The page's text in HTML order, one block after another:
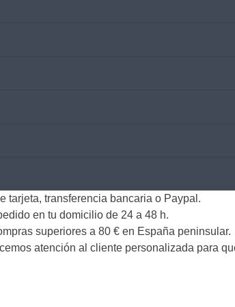
tarjeta, transferencia bancaria o Paypal.
en tu domicilio de 24 a 48 h.
superiores a 80 € en España peninsular.
atención al cliente personalizada para